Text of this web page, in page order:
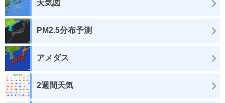
天気図
PM2.5分布予測
アメダス
2週間天気